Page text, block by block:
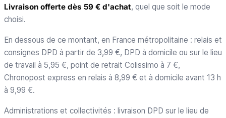
Livraison offerte dès 59 € d'achat, quel que soit le mode
choisi.
En dessous de ce montant, en France métropolitaine : relais et
consignes DPD à partir de 3,99 €, DPD à domicile ou sur le lieu
de travail à 5,95 €, point de retrait Colissimo à 7 €,
Chronopost express en relais à 8,99 € et à domicile avant 13 h
à 9,99 €.
Administrations et collectivités : livraison DPD sur le lieu de